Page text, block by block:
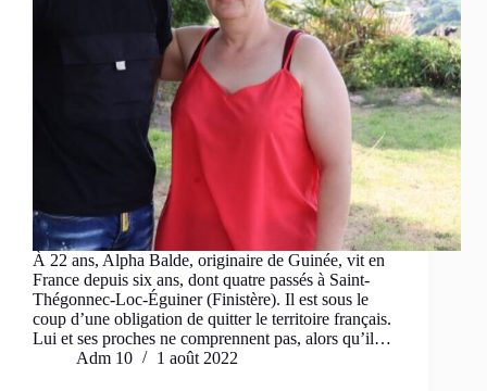
​À 22 ans, Alpha Balde, originaire de Guinée, vit en
France depuis six ans, dont quatre passés à Saint-
Thégonnec-Loc-Éguiner (Finistère). Il est sous le
coup d’une obligation de quitter le territoire français.
Lui et ses proches ne comprennent pas, alors qu’il…
Adm 10
1 août 2022